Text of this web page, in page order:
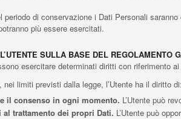
periodo di conservazione i Dati Personali
più essere esercitati.
SULLA BASE DEL REGOLAMENTO
esercitare determinati diritti con riferimento
nei limiti previsti dalla legge, l’Utente ha il diritto di:
il consenso in ogni momento. L’Utente può
al trattamento dei propri Dati. L’Utente può